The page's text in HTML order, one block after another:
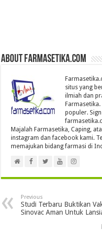
About farmasetika.com
situs yang
ilmiah dan
populer.
Majalah Farmasetika, Caping,
instagram dan facebook kami.
memajukan bidang farmasi di
Previous
Studi Terbaru Buktikan
Sinovac Aman Untuk